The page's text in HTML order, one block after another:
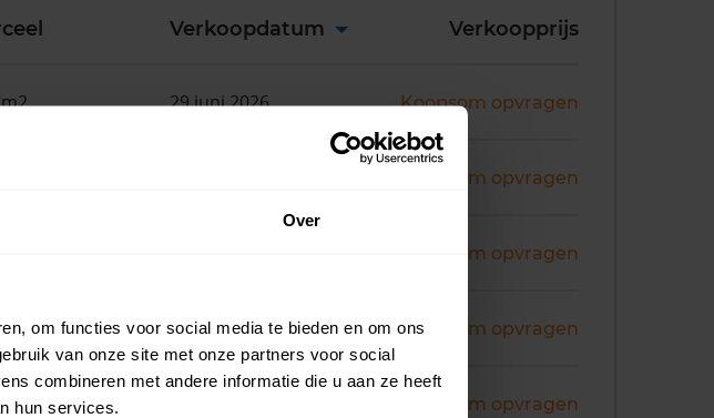
Over
om functies voor social media te bieden en om ons
van onze site met onze partners voor social
combineren met andere informatie die u aan ze heeft
hun services.
Verkoopdatum Verkoopprijs
29 juni 2026 Koopsom opvragen
Koopsom opvragen
Koopsom opvragen
16 juni 2026 Koopsom opvragen
Koopsom opvragen